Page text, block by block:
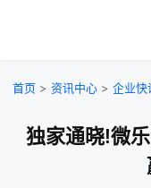
首页 > 资讯中心 > 企业快
独家通晓!微